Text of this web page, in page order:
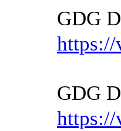
GDG
https://
GDG
https://